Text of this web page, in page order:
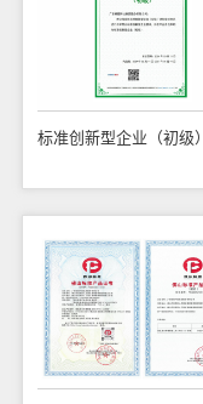
标准创新型企业（初级）